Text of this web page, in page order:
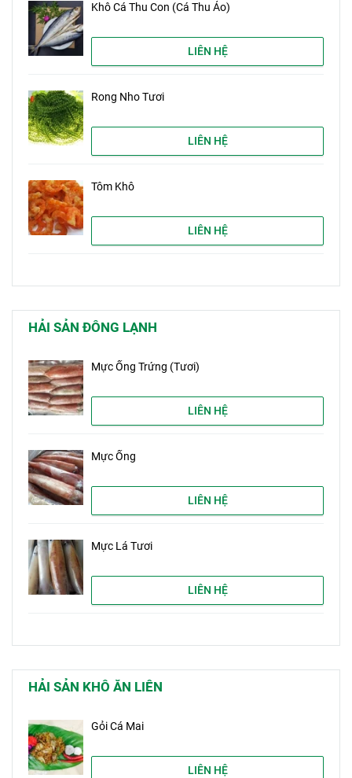
Khô Cá Thu Con (Cá Thu Ảo)
LIÊN HỆ
Rong Nho Tươi
LIÊN HỆ
Tôm Khô
LIÊN HỆ
HẢI SẢN ĐÔNG LẠNH
Mực Ống Trứng (Tươi)
LIÊN HỆ
Mực Ống
LIÊN HỆ
Mực Lá Tươi
LIÊN HỆ
HẢI SẢN KHÔ ĂN LIÊN
Gỏi Cá Mai
LIÊN HỆ